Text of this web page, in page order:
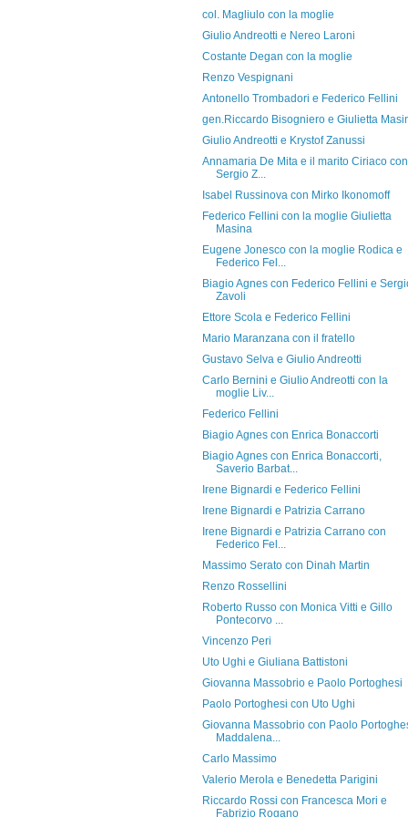
col. Magliulo con la moglie
Giulio Andreotti e Nereo Laroni
Costante Degan con la moglie
Renzo Vespignani
Antonello Trombadori e Federico Fellini
gen.Riccardo Bisogniero e Giulietta
Giulio Andreotti e Krystof Zanussi
Annamaria De Mita e il marito Ciriaco con
Sergio Z...
Isabel Russinova con Mirko Ikonomoff
Federico Fellini con la moglie Giulietta
Masina
Eugene Jonesco con la moglie Rodica e
Federico Fel...
Biagio Agnes con Federico Fellini e
Zavoli
Ettore Scola e Federico Fellini
Mario Maranzana con il fratello
Gustavo Selva e Giulio Andreotti
Carlo Bernini e Giulio Andreotti con la
moglie Liv...
Federico Fellini
Biagio Agnes con Enrica Bonaccorti
Biagio Agnes con Enrica Bonaccorti,
Saverio Barbat...
Irene Bignardi e Federico Fellini
Irene Bignardi e Patrizia Carrano
Irene Bignardi e Patrizia Carrano con
Federico Fel...
Massimo Serato con Dinah Martin
Renzo Rossellini
Roberto Russo con Monica Vitti e Gillo
Pontecorvo ...
Vincenzo Peri
Uto Ughi e Giuliana Battistoni
Giovanna Massobrio e Paolo Portoghesi
Paolo Portoghesi con Uto Ughi
Giovanna Massobrio con Paolo
Maddalena...
Carlo Massimo
Valerio Merola e Benedetta Parigini
Riccardo Rossi con Francesca Mori e
Fabrizio Rogano